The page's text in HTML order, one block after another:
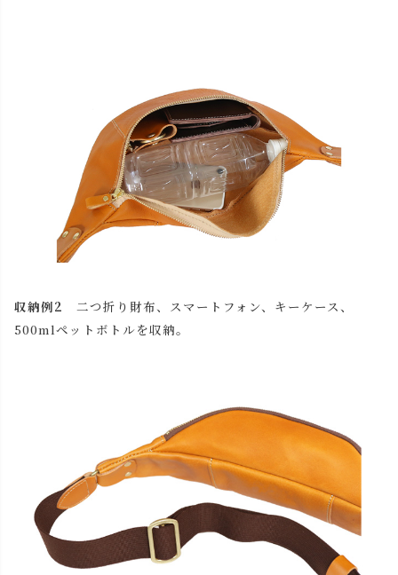
収納例2 二つ折り財布、スマートフォン、キーケース、
500mlペットボトルを収納。